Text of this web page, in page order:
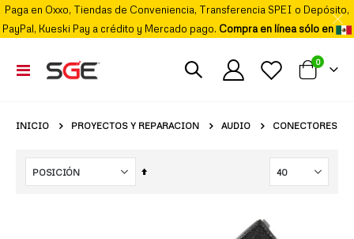
Paga en Oxxo, Tiendas de Conveniencia, Transferencia SPEI o Depósito,
PayPal, Kueski Pay a crédito y Mercado pago. Compra en línea sólo en
Cambiar
Nav
Mi carrito
0
INICIO PROYECTOS Y REPARACION AUDIO CONECTORES
Fijar